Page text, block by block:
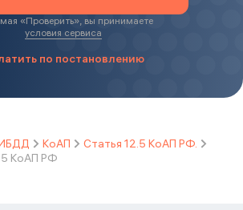
«Проверить», вы принимаете
условия сервиса
по постановлению
КоАП
Статья 12.5 КоАП РФ.
5 КоАП РФ